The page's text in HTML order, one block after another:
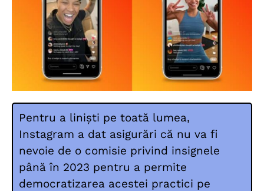
Pentru a liniști pe toată lumea,
Instagram a dat asigurări că nu va fi
nevoie de o comisie privind insignele
până în 2023 pentru a permite
democratizarea acestei practici pe